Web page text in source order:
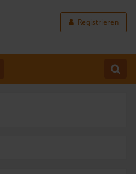
Registrieren